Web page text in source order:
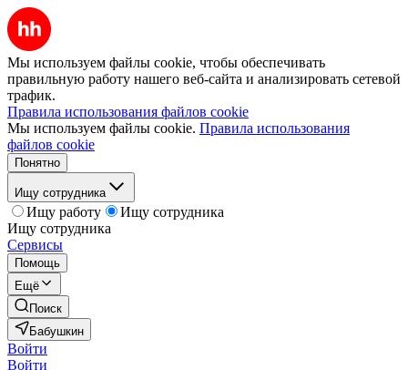
Мы используем файлы cookie, чтобы обеспечивать
правильную работу нашего веб-сайта и анализировать сетевой
трафик.
Правила использования файлов cookie
Мы используем файлы cookie. Правила использования
файлов cookie
Понятно
Ищу сотрудника
Ищу работу
Ищу сотрудника
Ищу сотрудника
Сервисы
Помощь
Ещё
Поиск
Бабушкин
Войти
Войти